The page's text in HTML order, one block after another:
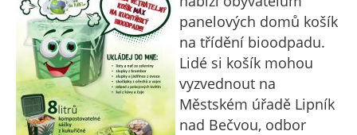
panelových domů košík
na třídění bioodpadu.
Lidé si košík mohou
vyzvednout na
Městském úřadě Lipník
nad Bečvou, odbor